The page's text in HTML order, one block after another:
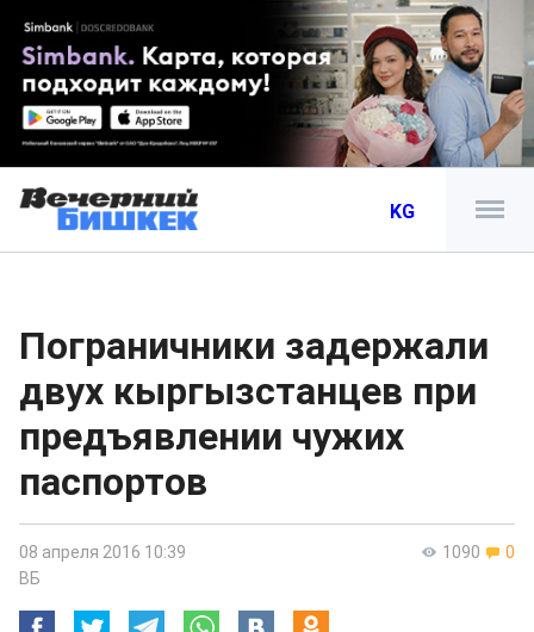
KG
Пограничники задержали
двух кыргызстанцев при
предъявлении чужих
паспортов
1090 0
08 апреля 2016 10:39
ВБ